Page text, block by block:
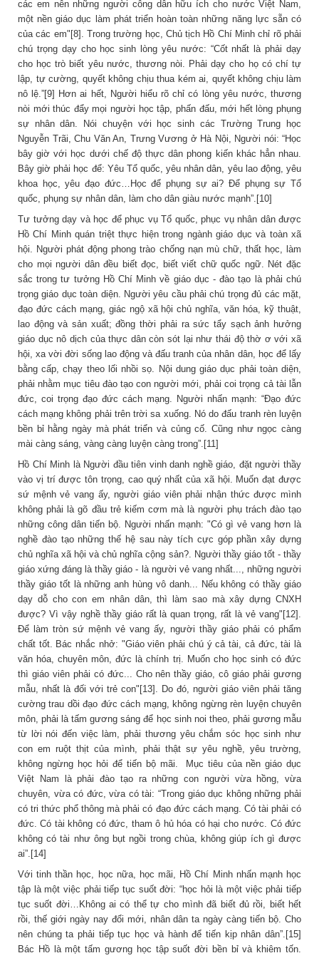
các em nên những người công dân hữu ích cho nước Việt Nam,
một nền giáo dục làm phát triển hoàn toàn những năng lực sẵn có
của các em"[8]. Trong trường học, Chủ tịch Hồ Chí Minh chỉ rõ phải
chú trọng dạy cho học sinh lòng yêu nước: “Cốt nhất là phải dạy
cho học trò biết yêu nước, thương nòi. Phải dạy cho họ có chí tự
lập, tự cường, quyết không chịu thua kém ai, quyết không chịu làm
nô lệ.”[9] Hơn ai hết, Người hiểu rõ chỉ có lòng yêu nước, thương
nòi mới thúc đẩy mọi người học tập, phấn đấu, mới hết lòng phụng
sự nhân dân. Nói chuyện với học sinh các Trường Trung học
Nguyễn Trãi, Chu Văn An, Trưng Vương ở Hà Nội, Người nói: “Học
bây giờ với học dưới chế độ thực dân phong kiến khác hẳn nhau.
Bây giờ phải học để: Yêu Tổ quốc, yêu nhân dân, yêu lao động, yêu
khoa học, yêu đạo đức…Học để phụng sự ai? Để phụng sự Tổ
quốc, phụng sự nhân dân, làm cho dân giàu nước mạnh”.[10]
Tư tưởng dạy và học để phục vụ Tổ quốc, phục vụ nhân dân được
Hồ Chí Minh quán triệt thực hiện trong ngành giáo dục và toàn xã
hội. Người phát động phong trào chống nạn mù chữ, thất học, làm
cho mọi người dân đều biết đọc, biết viết chữ quốc ngữ. Nét đặc
sắc trong tư tưởng Hồ Chí Minh về giáo dục - đào tạo là phải chú
trọng giáo dục toàn diện. Người yêu cầu phải chú trọng đủ các mặt,
đạo đức cách mạng, giác ngộ xã hội chủ nghĩa, văn hóa, kỹ thuật,
lao động và sản xuất; đồng thời phải ra sức tẩy sạch ảnh hưởng
giáo dục nô dịch của thực dân còn sót lại như thái độ thờ ơ với xã
hội, xa vời đời sống lao động và đấu tranh của nhân dân, học để lấy
bằng cấp, chạy theo lối nhồi sọ. Nội dung giáo dục phải toàn diện,
phải nhằm mục tiêu đào tạo con người mới, phải coi trọng cả tài lẫn
đức, coi trọng đạo đức cách mạng. Người nhấn mạnh: “Đạo đức
cách mạng không phải trên trời sa xuống. Nó do đấu tranh rèn luyện
bền bỉ hằng ngày mà phát triển và củng cố. Cũng như ngọc càng
mài càng sáng, vàng càng luyện càng trong”.[11]
Hồ Chí Minh là Người đầu tiên vinh danh nghề giáo, đặt người thầy
vào vị trí được tôn trọng, cao quý nhất của xã hội. Muốn đạt được
sứ mệnh vẻ vang ấy, người giáo viên phải nhận thức được mình
không phải là gõ đầu trẻ kiếm cơm mà là người phụ trách đào tạo
những công dân tiến bộ. Người nhấn mạnh: "Có gì vẻ vang hơn là
nghề đào tạo những thế hệ sau này tích cực góp phần xây dựng
chủ nghĩa xã hội và chủ nghĩa cộng sản?. Người thầy giáo tốt - thầy
giáo xứng đáng là thầy giáo - là người vẻ vang nhất..., những người
thầy giáo tốt là những anh hùng vô danh... Nếu không có thầy giáo
dạy dỗ cho con em nhân dân, thì làm sao mà xây dựng CNXH
được? Vì vậy nghề thầy giáo rất là quan trọng, rất là vẻ vang"[12].
Ðể làm tròn sứ mệnh vẻ vang ấy, người thầy giáo phải có phẩm
chất tốt. Bác nhắc nhở: "Giáo viên phải chú ý cả tài, cả đức, tài là
văn hóa, chuyên môn, đức là chính trị. Muốn cho học sinh có đức
thì giáo viên phải có đức... Cho nên thầy giáo, cô giáo phải gương
mẫu, nhất là đối với trẻ con"[13]. Do đó, người giáo viên phải tăng
cường trau dồi đạo đức cách mạng, không ngừng rèn luyện chuyên
môn, phải là tấm gương sáng để học sinh noi theo, phải gương mẫu
từ lời nói đến việc làm, phải thương yêu chắm sóc học sinh như
con em ruột thịt của mình, phải thật sự yêu nghề, yêu trường,
không ngừng học hỏi để tiến bộ mãi. Mục tiêu của nền giáo dục
Việt Nam là phải đào tạo ra những con người vừa hồng, vừa
chuyên, vừa có đức, vừa có tài: “Trong giáo dục không những phải
có tri thức phổ thông mà phải có đạo đức cách mạng. Có tài phải có
đức. Có tài không có đức, tham ô hủ hóa có hại cho nước. Có đức
không có tài như ông bụt ngồi trong chùa, không giúp ích gì được
ai”.[14]
Với tinh thần học, học nữa, học mãi, Hồ Chí Minh nhấn mạnh học
tập là một việc phải tiếp tục suốt đời: “học hỏi là một việc phải tiếp
tục suốt đời…Không ai có thể tự cho mình đã biết đủ rồi, biết hết
rồi, thế giới ngày nay đổi mới, nhân dân ta ngày càng tiến bộ. Cho
nên chúng ta phải tiếp tục học và hành để tiến kịp nhân dân”.[15]
Bác Hồ là một tấm gương học tập suốt đời bền bỉ và khiêm tốn.